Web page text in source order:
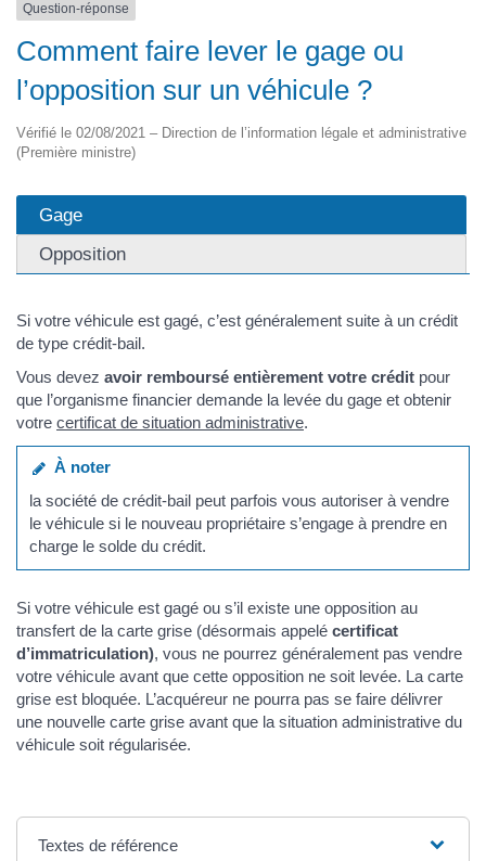
Question-réponse
Comment faire lever le gage ou
l’opposition sur un véhicule ?
Vérifié le 02/08/2021 – Direction de l’information légale et administrative
(Première ministre)
Gage
Opposition
Si votre véhicule est gagé, c’est généralement suite à un crédit
de type crédit-bail.
Vous devez avoir remboursé entièrement votre crédit pour
que l’organisme financier demande la levée du gage et obtenir
votre certificat de situation administrative.
À noter
la société de crédit-bail peut parfois vous autoriser à vendre
le véhicule si le nouveau propriétaire s’engage à prendre en
charge le solde du crédit.
Si votre véhicule est gagé ou s’il existe une opposition au
transfert de la carte grise (désormais appelé certificat
d’immatriculation), vous ne pourrez généralement pas vendre
votre véhicule avant que cette opposition ne soit levée. La carte
grise est bloquée. L’acquéreur ne pourra pas se faire délivrer
une nouvelle carte grise avant que la situation administrative du
véhicule soit régularisée.
Textes de référence